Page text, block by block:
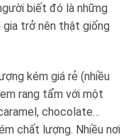
biết đó là những
gia trở nên thật giống
kém giá rẻ (nhiều
rang tẩm với một
chocolate…
chất lượng. Nhiều nơi